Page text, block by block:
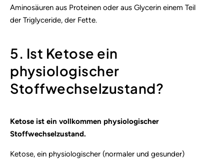
Aminosäuren aus Proteinen oder aus Glycerin einem Teil
der Triglyceride, der Fette.
5. Ist Ketose ein
physiologischer
Stoffwechselzustand?
Ketose ist ein vollkommen physiologischer
Stoffwechselzustand.
Ketose, ein physiologischer (normaler und gesunder)